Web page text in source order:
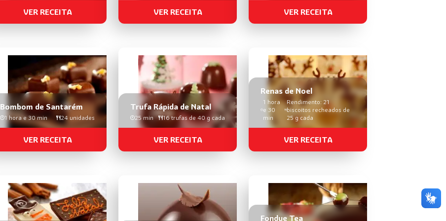
VER RECEITA VER RECEITA VER RECEITA
Bombom de Santarém
1 hora e 30 min 24 unidades
VER RECEITA
Trufa Rápida de Natal
25 min 16 trufas de 40 g cada
VER RECEITA
Renas de Noel
1 hora
e 30
min
Rendimento: 21
biscoitos recheados de
25 g cada
VER RECEITA
Fondue Tea